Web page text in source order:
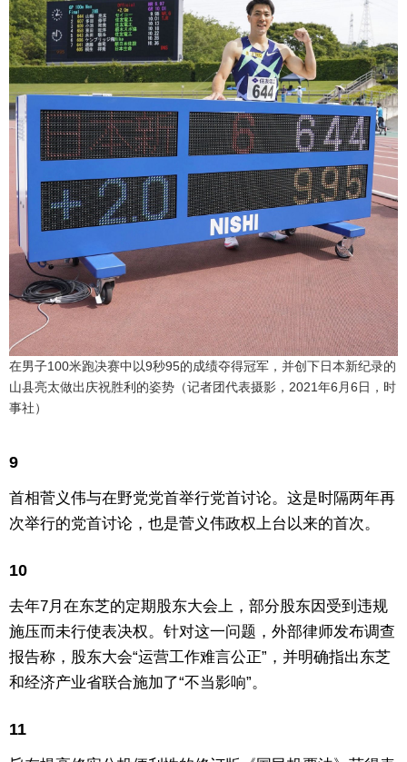
在男子100米跑决赛中以9秒95的成绩夺得冠军，并创下日本新纪录的
山县亮太做出庆祝胜利的姿势（记者团代表摄影，2021年6月6日，时
事社）
9
首相菅义伟与在野党党首举行党首讨论。这是时隔两年再
次举行的党首讨论，也是菅义伟政权上台以来的首次。
10
去年7月在东芝的定期股东大会上，部分股东因受到违规
施压而未行使表决权。针对这一问题，外部律师发布调查
报告称，股东大会“运营工作难言公正”，并明确指出东芝
和经济产业省联合施加了“不当影响”。
11